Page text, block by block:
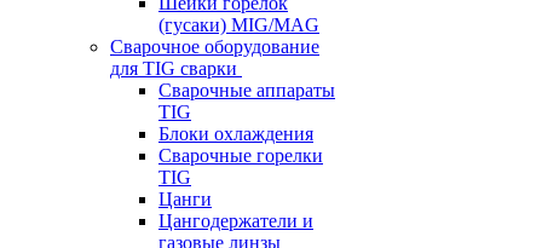
(гусаки) MIG/MAG
Сварочное оборудование
для TIG сварки
Сварочные аппараты
TIG
Блоки охлаждения
Сварочные горелки
TIG
Цанги
Цангодержатели и
газовые линзы